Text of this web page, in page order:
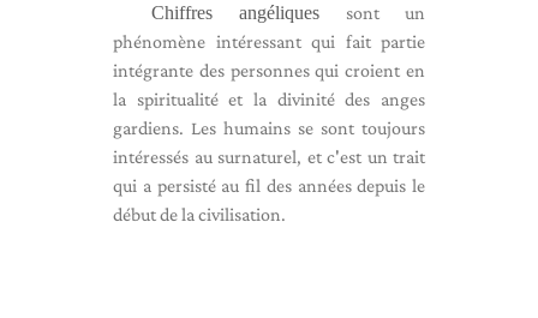
Chiffres angéliques sont un
phénomène intéressant qui fait partie
intégrante des personnes qui croient en
la spiritualité et la divinité des anges
gardiens. Les humains se sont toujours
intéressés au surnaturel, et c'est un trait
qui a persisté au fil des années depuis le
début de la civilisation.